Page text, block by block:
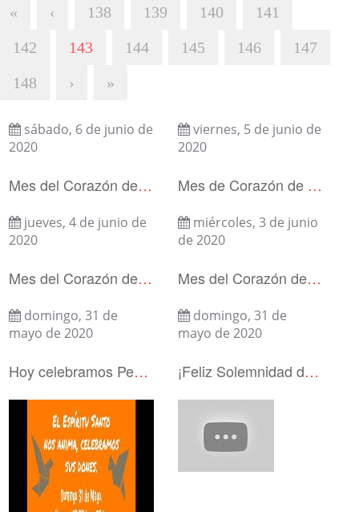
« ‹ 138 139 140
141
142
143 144 145 146
147
148
› »
sábado, 6 de junio de
2020
Mes del Corazón de Jesús
viernes, 5 de junio de
2020
Mes de Corazón de Jesús
jueves, 4 de junio de
2020
Mes del Corazón de Jesús
miércoles, 3 de junio
de 2020
Mes del Corazón de Jesús
domingo, 31 de
mayo de 2020
Hoy celebramos Pentecostés en vivo a las 20 hs.
domingo, 31 de
mayo de 2020
¡Feliz Solemnidad de Pentecostés!